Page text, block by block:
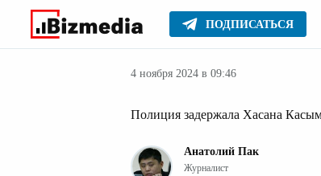
ПОДПИСАТЬСЯ
Главное Новости
4 ноября 2024 в 09:46
Полиция задержала Хасана
Анатолий Пак
Журналист